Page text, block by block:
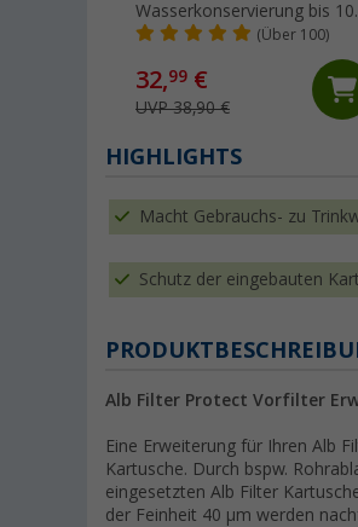
Wasserkonservierung bis
Liter Tankgröße(Über 100)
32,99 €
UVP 38,90 €
HIGHLIGHTS
Macht Gebrauchs- zu
Schutz der eingebauten
Alb Filter Protect Vorfilter
Eine Erweiterung für Ihren Alb
Kartusche. Durch bspw.
eingesetzten Alb Filter
der Feinheit 40 µm werden